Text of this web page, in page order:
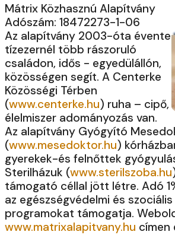
Mátrix Közhasznú Alapítvány
Adószám: 18472273-1-06
Az alapítvány 2003-óta évente
tízezernél több rászoruló
családon, idős - egyedülállón,
közösségen segít. A Centerke
Közösségi Térben
(www.centerke.hu) ruha – cipő,
élelmiszer adományozás van.
Az alapítvány Gyógyító
(www.mesedoktor.hu)
gyerekek-és felnőttek
Sterilházuk (www.sterilszoba.hu
támogató céllal jött létre. Adó
az egészségvédelmi és
programokat támogatja.
www.matrixalapitvany.hu címen